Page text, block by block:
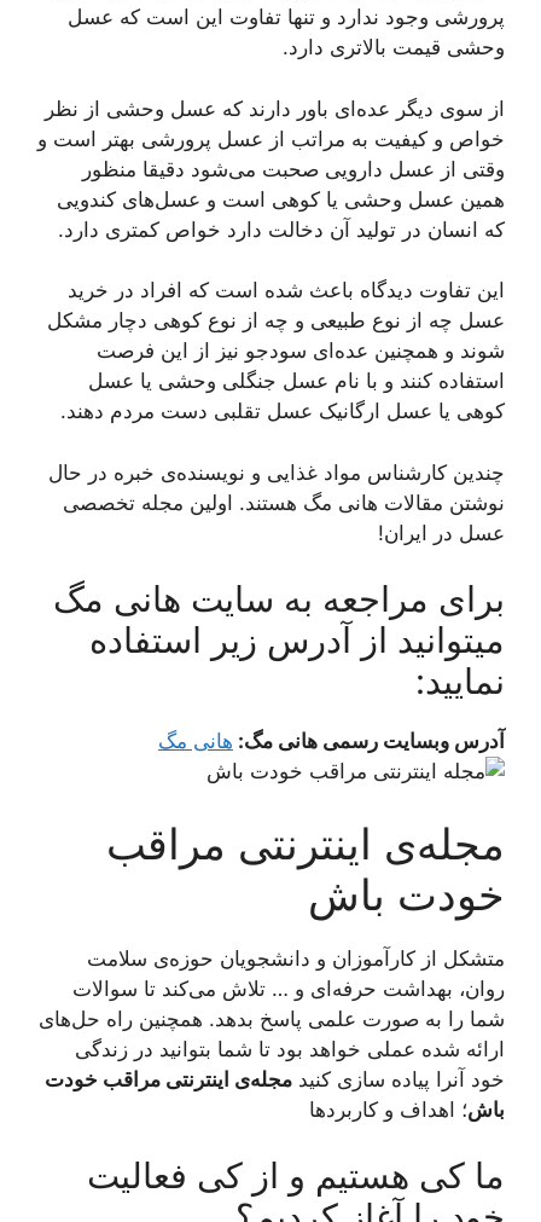
پرورشی وجود ندارد و تنها تفاوت این است که عسل
وحشی قیمت بالاتری دارد.
از سوی دیگر عده‌ای باور دارند که عسل وحشی از نظر
خواص و کیفیت به مراتب از عسل پرورشی بهتر است و
وقتی از عسل دارویی صحبت می‌شود دقیقا منظور
همین عسل وحشی یا کوهی است و عسل‌های کندویی
که انسان در تولید آن دخالت دارد خواص کمتری دارد.
این تفاوت دیدگاه باعث شده است که افراد در خرید
عسل چه از نوع طبیعی و چه از نوع کوهی دچار مشکل
شوند و همچنین عده‌ای سودجو نیز از این فرصت
استفاده کنند و با نام عسل جنگلی وحشی یا عسل
کوهی یا عسل ارگانیک عسل تقلبی دست مردم دهند.
چندین کارشناس مواد غذایی و نویسنده‌ی خبره در حال
نوشتن مقالات هانی مگ هستند. اولین مجله تخصصی
عسل در ایران!
برای مراجعه به سایت هانی مگ
میتوانید از آدرس زیر استفاده
نمایید:
آدرس وبسایت رسمی هانی مگ: هانی مگ
مجله‌ی اینترنتی مراقب
خودت باش
متشکل از کارآموزان و دانشجویان حوزه‌ی سلامت
روان، بهداشت حرفه‌ای و … تلاش می‌کند تا سوالات
شما را به صورت علمی پاسخ بدهد. همچنین راه حل‌های
ارائه شده عملی خواهد بود تا شما بتوانید در زندگی
خود آنرا پیاده سازی کنید مجله‌ی اینترنتی مراقب خودت
باش؛ اهداف و کاربردها
ما کی هستیم و از کی فعالیت